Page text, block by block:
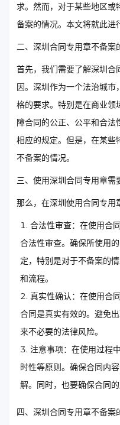
求。然而，对于某些地区或
备案的情况。本文将就此进
二、深圳合同专用章不备案
首先，我们需要了解深圳合
因。深圳作为一个法治城
格的要求。特别是在商业领
障合同的公正、公平和合法
相应的规定。但是，在某些
不备案的情况。
三、使用深圳合同专用章需
那么，在深圳使用合同专用
合法性审查：在使用合
合法性审查。确保所使用
定，特别是对于不备案的
和流程。
真实性确认：在使用合
合同是真实有效的。避免
来不必要的法律风险。
注意事项：在使用过程
时性等原则。确保合同内
解。同时，也要确保合同的
四、深圳合同专用章不备案